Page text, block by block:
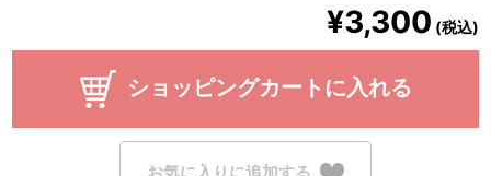
¥3,300 (税込)
ショッピングカートに入れる